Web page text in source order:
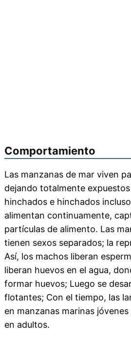
Comportamiento
Las manzanas de mar viven
dejando totalmente
hinchados e hinchados
alimentan continuamente,
partículas de alimento. Las
tienen sexos separados; la
Así, los machos liberan
liberan huevos en el agua,
formar huevos; Luego se
flotantes; Con el tiempo, las
en manzanas marinas
en adultos.